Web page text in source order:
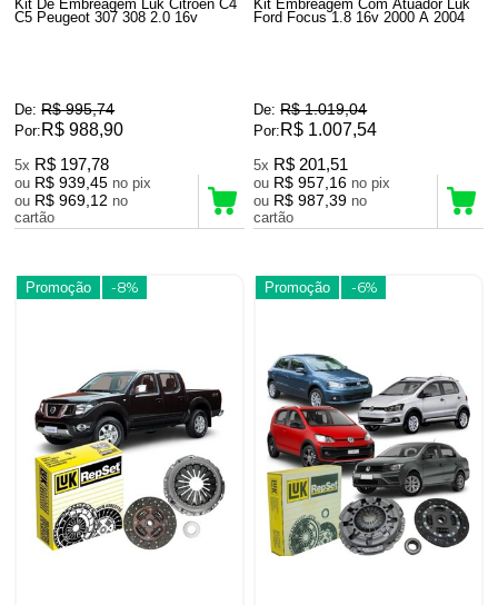
Kit De Embreagem Luk Citroen C4
C5 Peugeot 307 308 2.0 16v
De: R$ 995,74
Por: R$ 988,90
5x R$ 197,78
ou R$ 939,45
no pix
ou R$ 969,12 no
cartão
Kit Embreagem Com Atuador Luk
Ford Focus 1.8 16v 2000 A 2004
De: R$ 1.019,04
Por: R$ 1.007,54
5x R$ 201,51
ou R$ 957,16
no pix
ou R$ 987,39 no
cartão
Promoção -8% Promoção -6%